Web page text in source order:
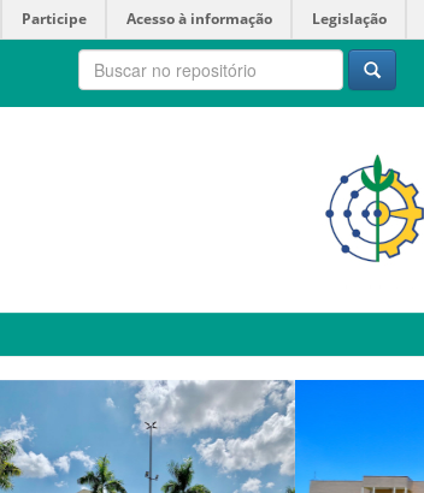
Participe Acesso à informação Legislação